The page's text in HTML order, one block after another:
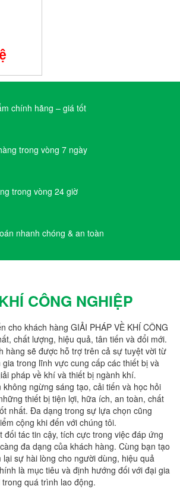
chính hãng – giá tốt
trong vòng 7 ngày
trong vòng 24 giờ
nhanh chóng & an toàn
CÔNG NGHIỆP
cho khách hàng GIẢI PHÁP VỀ KHÍ CÔNG
chất lượng, hiệu quả, tân tiến và đổi mới.
hàng sẽ được hỗ trợ trên cả sự tuyệt vời từ
trong lĩnh vực cung cấp các thiết bị và
pháp về khí và thiết bị ngành khí.
không ngừng sáng tạo, cải tiến và học hỏi
thiết bị tiện lợi, hữa ích, an toàn, chất
nhất. Đa dạng trong sự lựa chọn cũng
cộng khi đến với chúng tôi.
đối tác tin cậy, tích cực trong việc đáp ứng
đa dạng của khách hàng. Cùng bạn tạo
sự hài lòng cho người dùng, hiệu quả
là mục tiêu và định hướng đối với đại gia
quá trình lao động.